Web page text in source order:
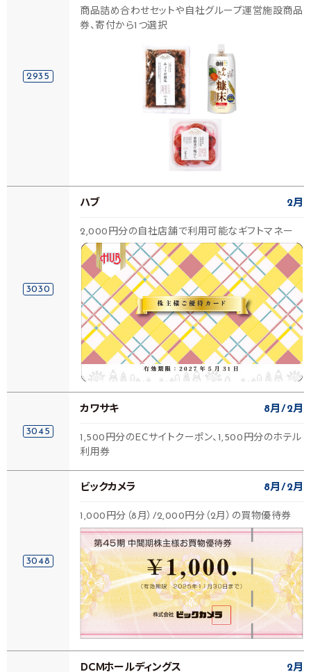
2935
商品詰め合わせセットや自社グループ運営施設商品
券、寄付から1つ選択
3030
ハブ 2月
2,000円分の自社店舗で利用可能なギフトマネー
3045
カワサキ 8月 2月
1,500円分のECサイトクーポン、1,500円分のホテル
利用券
3048
ビックカメラ 8月 2月
1,000円分（8月）/2,000円分（2月）の買物優待券
ＤＣＭホールディングス 2月